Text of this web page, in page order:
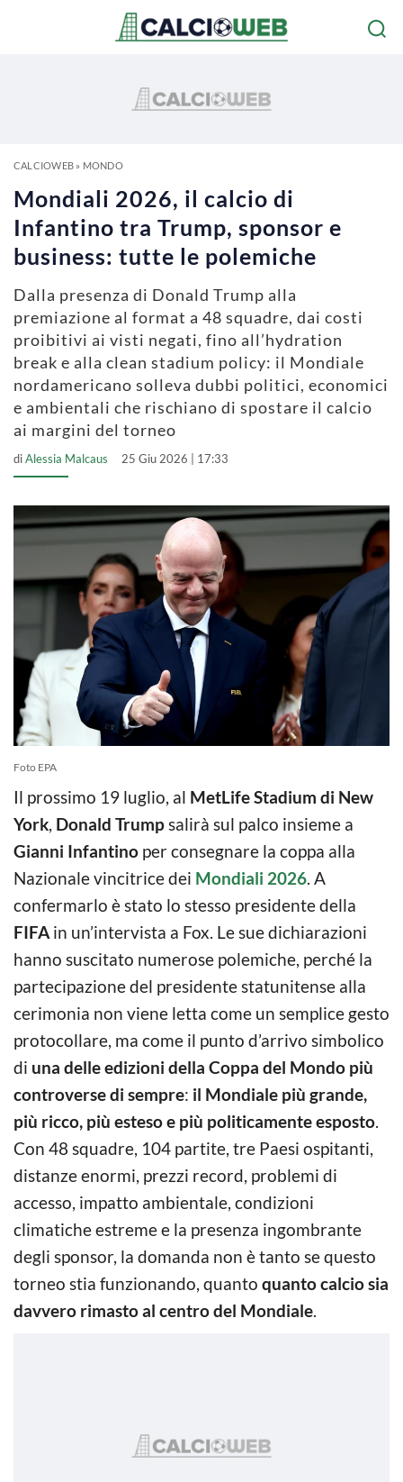
CALCIOWEB» MONDO
Mondiali 2026, il calcio di
Infantino tra Trump, sponsor e
business: tutte le polemiche
Dalla presenza di Donald Trump alla
premiazione al format a 48 squadre, dai costi
proibitivi ai visti negati, fino all’hydration
break e alla clean stadium policy: il Mondiale
nordamericano solleva dubbi politici, economici
e ambientali che rischiano di spostare il calcio
ai margini del torneo
diAlessia Malcaus 25 Giu 2026 | 17:33
Foto EPA
Il prossimo 19 luglio, al MetLife Stadium di New
York, Donald Trumpsalirà sul palco insieme a
Gianni Infantino per consegnare la coppa alla
Nazionale vincitrice dei Mondiali 2026. A
confermarlo è stato lo stesso presidente della
FIFA in un’intervista a Fox. Le sue dichiarazioni
hanno suscitato numerose polemiche, perché la
partecipazione del presidente statunitense alla
cerimonia non viene letta come un semplice gesto
protocollare, ma come il punto d’arrivo simbolico
di una delle edizioni della Coppa del Mondo più
controverse di sempre: il Mondiale più grande,
più ricco, più esteso e più politicamente esposto.
Con 48 squadre, 104 partite, tre Paesi ospitanti,
distanze enormi, prezzi record, problemi di
accesso, impatto ambientale, condizioni
climatiche estreme e la presenza ingombrante
degli sponsor, la domanda non è tanto se questo
torneo stia funzionando, quanto quanto calcio sia
davvero rimasto al centro del Mondiale.